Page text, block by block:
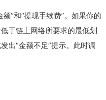
”和“提现手续费”。如果你的
于链上网络所要求的最低划
出“金额不足”提示。此时调